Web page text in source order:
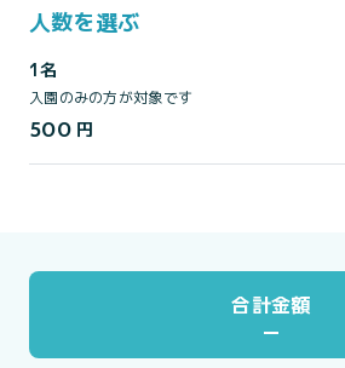
人数を選ぶ
1名
入園のみの方が対象です
500 円
合計金額